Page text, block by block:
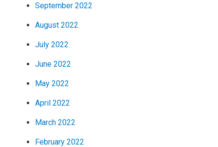
September 2022
August 2022
July 2022
June 2022
May 2022
April 2022
March 2022
February 2022